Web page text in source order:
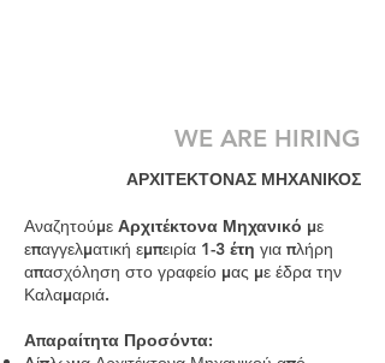
WE ARE HIRING
ΑΡΧΙΤΕΚΤΟΝΑΣ ΜΗΧΑΝΙΚΟΣ
Αναζητούμε Αρχιτέκτονα Μηχανικό με
επαγγελματική εμπειρία 1-3 έτη για πλήρη
απασχόληση στο γραφείο μας με έδρα την
Καλαμαριά.
Απαραίτητα Προσόντα: